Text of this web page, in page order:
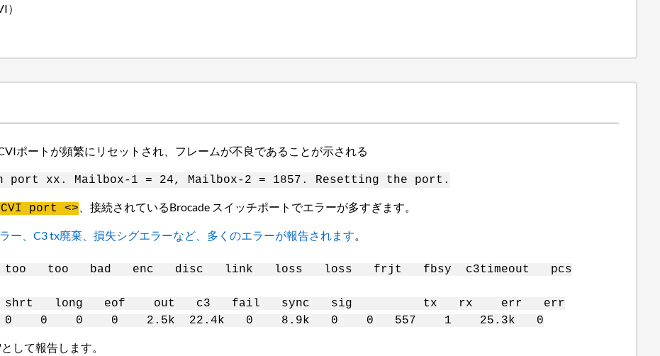
ポートが頻繁にリセットされ、フレームが不良であることが示される
port xx. Mailbox-1 = 24, Mailbox-2 = 1857. Resetting the port.
port <> 、接続されているBrocade スイッチポートでエラーが多すぎます。
ー、C3 tx廃棄、損失シグエラーなど、多くのエラーが報告されます
too bad enc disc link loss loss frjt fbsy c3timeout pcs
long eof out c3 fail sync sig tx rx err err
0 0 0 2.5k 22.4k 0 8.9k 0 0 557 1 25.3k 0
して報告します。